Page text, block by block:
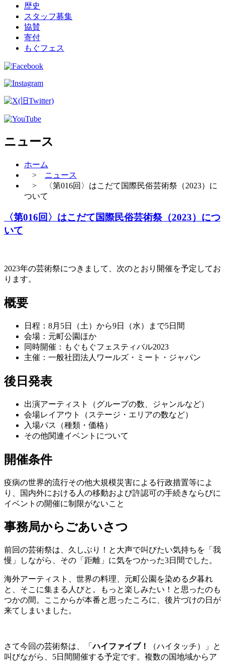
歴史
スタッフ募集
協賛
寄付
もぐフェス
ニュース
ホーム
> ニュース
> 〈第016回〉はこだて国際民俗芸術祭（2023）に
ついて
〈第016回〉はこだて国際民俗芸術祭（2023）につ
いて
2023年の芸術祭につきまして、次のとおり開催を予定してお
ります。
概要
日程：8月5日（土）から9日（水）まで5日間
会場：元町公園ほか
同時開催：もぐもぐフェスティバル2023
主催：一般社団法人ワールズ・ミート・ジャパン
後日発表
出演アーティスト（グループの数、ジャンルなど）
会場レイアウト（ステージ・エリアの数など）
入場パス（種類・価格）
その他関連イベントについて
開催条件
疫病の世界的流行その他大規模災害による行政措置等によ
り、国内外における人の移動および許認可の手続きならびに
イベントの開催に制限がないこと
事務局からごあいさつ
前回の芸術祭は、久しぶり！と大声で叫びたい気持ちを「我
慢」しながら、その「距離」に気をつかった3日間でした。
海外アーティスト、世界の料理、元町公園を染める夕暮れ
と、そこに集まる人びと。もっと楽しみたい！と思ったのも
つかの間。ここからが本番と思ったころに、後片づけの日が
来てしまいました。
さて今回の芸術祭は、「ハイファイブ！
（ハイタッチ）」と
叫びながら、5日間開催する予定です。複数の国地域からア